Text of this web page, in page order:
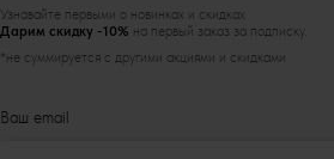
Узнавайте первыми о новинках и скидках
Дарим скидку -10% на первый заказ за подписку.
*не суммируется с другими акциями и скидками